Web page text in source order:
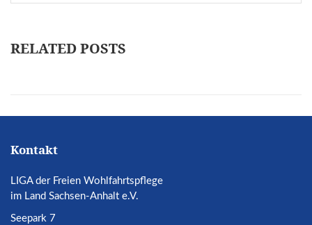
RELATED POSTS
Kontakt
LIGA der Freien Wohlfahrtspflege
im Land Sachsen-Anhalt e.V.
Seepark 7